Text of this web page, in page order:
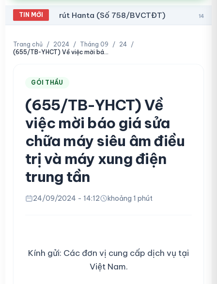
TIN MỚI
vi rút Hanta (Số 758/BVCTĐT) 14:41 Thông báo
Trang chủ / 2024 / Tháng 09 / 24 /
(655/TB-YHCT) Về việc mời báo giá sửa chữa máy siêu âm điều trị và máy xung điện trung tần
GÓI THẦU
(655/TB-YHCT) Về
việc mời báo giá sửa
chữa máy siêu âm điều
trị và máy xung điện
trung tần
24/09/2024 - 14:12 khoảng 1 phút
Kính gửi: Các đơn vị cung cấp dịch vụ tại
Việt Nam.